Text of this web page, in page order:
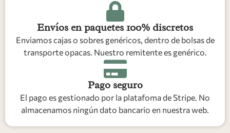
Envíos en paquetes 100% discretos
Enviamos cajas o sobres genéricos, dentro de bolsas de
transporte opacas. Nuestro remitente es genérico.
Pago seguro
El pago es gestionado por la platafoma de Stripe. No
almacenamos ningún dato bancario en nuestra web.